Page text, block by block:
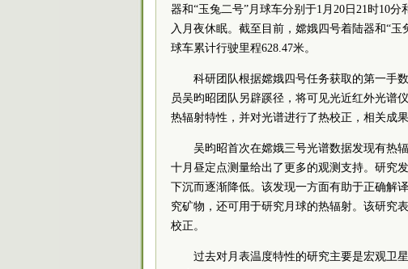
器和“玉兔二号”月球车分别于1月20日21时10
入月夜休眠。截至目前，嫦娥四号着陆器和“玉
球车累计行驶里程628.47米。
科研团队根据嫦娥四号任务获取的第一手
员吴昀昭团队另辟蹊径，将可见光近红外光谱
热辐射特性，并对光谱进行了热校正，相关成果
吴昀昭首次在嫦娥三号光谱数据发现有热
十月昼定点测量给出了更多的观测支持。研究
下沉而逐渐降低。该发现一方面有助于正确解
究矿物，还可用于研究月球的热辐射。该研究
校正。
过去对月表温度特性的研究主要是宏观卫